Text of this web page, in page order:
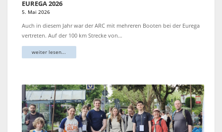
EUREGA 2026
5. Mai 2026
Auch in diesem Jahr war der ARC mit mehreren Booten bei der Eurega
vertreten. Auf der 100 km Strecke von…
weiter lesen...